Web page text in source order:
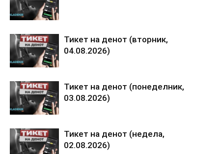
Тикет на денот (вторник,
04.08.2026)
Тикет на денот (понеделник,
03.08.2026)
Тикет на денот (недела,
02.08.2026)